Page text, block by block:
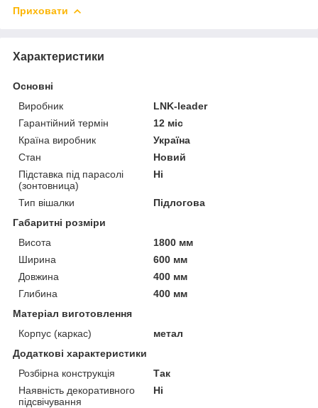
Приховати
Характеристики
Основні
Виробник
LNK-leader
Гарантійний термін
12 міс
Країна виробник
Україна
Стан
Новий
Підставка під парасолі
(зонтовница)
Ні
Тип вішалки
Підлогова
Габаритні розміри
Висота
1800 мм
Ширина
600 мм
Довжина
400 мм
Глибина
400 мм
Матеріал виготовлення
Корпус (каркас)
метал
Додаткові характеристики
Розбірна конструкція
Так
Наявність декоративного
підсвічування
Ні